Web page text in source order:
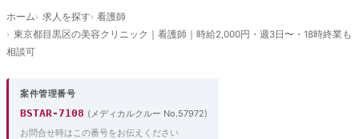
ホーム 求人を探す
看護師
東京都目黒区の美容クリニック｜看護師｜時給2,000円・週3日〜・18時終業も
相談可
案件管理番号
BSTAR-7108 (メディカルクルー No.57972)
お問合せ時はこの番号をお伝えください